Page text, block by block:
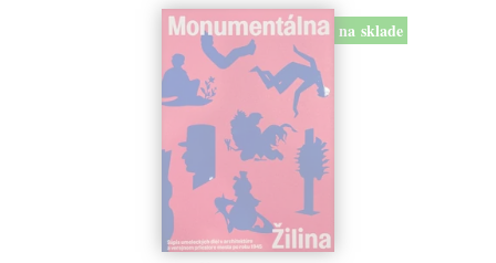
na sklade